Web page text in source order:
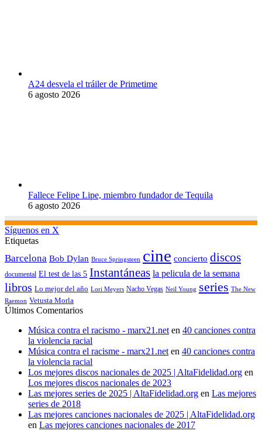
A24 desvela el tráiler de Primetime
6 agosto 2026
Fallece Felipe Lipe, miembro fundador de Tequila
6 agosto 2026
Síguenos en X
Etiquetas
Barcelona Bob Dylan Bruce Springsteen cine concierto discos
documental El test de las 5 Instantáneas la pelicula de la semana
libros Lo mejor del año Lori Meyers Nacho Vegas Neil Young series The New
Raemon Vetusta Morla
Últimos Comentarios
Música contra el racismo - marx21.net en 40 canciones contra
la violencia racial
Música contra el racisme - marx21.net en 40 canciones contra
la violencia racial
Los mejores discos nacionales de 2025 | AltaFidelidad.org en
Los mejores discos nacionales de 2023
Las mejores series de 2025 | AltaFidelidad.org en Las mejores
series de 2018
Las mejores canciones nacionales de 2025 | AltaFidelidad.org
en Las mejores canciones nacionales de 2017